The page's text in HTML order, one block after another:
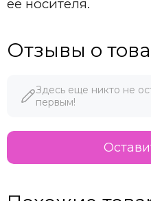
ее носителя.
Отзывы о
Здесь еще никто не
первым!